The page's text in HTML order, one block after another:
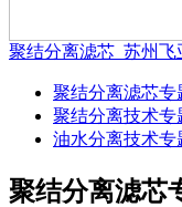
聚结分离滤芯_苏州飞
聚结分离滤芯专
聚结分离技术专
油水分离技术专
聚结分离滤芯